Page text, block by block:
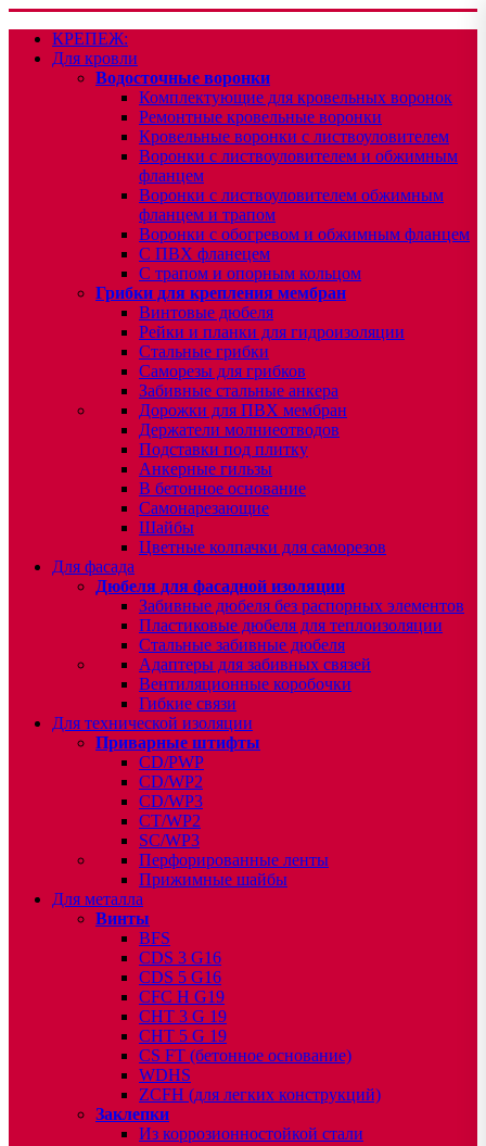
КРЕПЕЖ:
Для кровли
Водосточные воронки
Комплектующие для кровельных воронок
Ремонтные кровельные воронки
Кровельные воронки с листвоуловителем
Воронки с листвоуловителем и обжимным
фланцем
Воронки с листвоуловителем обжимным
фланцем и трапом
Воронки с обогревом и обжимным фланцем
С ПВХ фланецем
С трапом и опорным кольцом
Грибки для крепления мембран
Винтовые дюбеля
Рейки и планки для гидроизоляции
Стальные грибки
Саморезы для грибков
Забивные стальные анкера
Дорожки для ПВХ мембран
Держатели молниеотводов
Подставки под плитку
Анкерные гильзы
В бетонное основание
Самонарезающие
Шайбы
Цветные колпачки для саморезов
Для фасада
Дюбеля для фасадной изоляции
Забивные дюбеля без распорных элементов
Пластиковые дюбеля для теплоизоляции
Стальные забивные дюбеля
Адаптеры для забивных связей
Вентиляционные коробочки
Гибкие связи
Для технической изоляции
Приварные штифты
CD/PWP
CD/WP2
CD/WP3
CT/WP2
SC/WP3
Перфорированные ленты
Прижимные шайбы
Для металла
Винты
BFS
CDS 3 G16
CDS 5 G16
CFC H G19
CHT 3 G 19
CHT 5 G 19
CS FT (бетонное основание)
WDHS
ZCFH (для легких конструкций)
Заклепки
Из коррозионностойкой стали